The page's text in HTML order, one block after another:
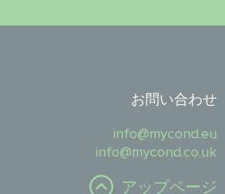
お問い合わせ
info@mycond.eu
info@mycond.co.uk
アップページ